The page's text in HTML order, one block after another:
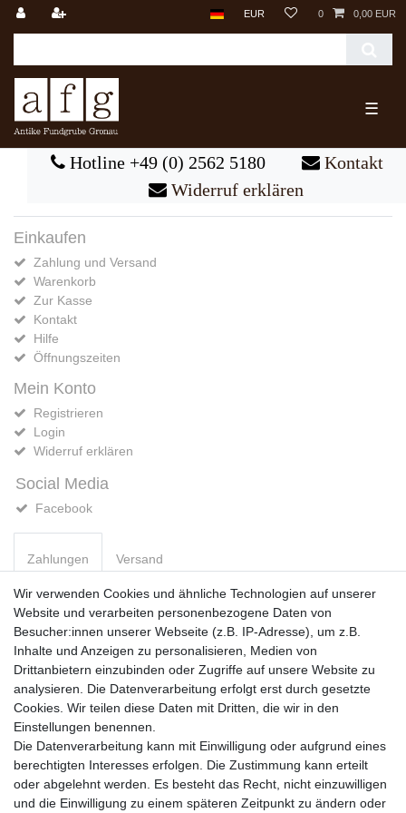
EUR 0 0,00 EUR
☰
Hotline +49 (0) 2562 5180
Kontakt
Widerruf erklären
Einkaufen
Zahlung und Versand
Warenkorb
Zur Kasse
Kontakt
Hilfe
Öffnungszeiten
Mein Konto
Registrieren
Login
Widerruf erklären
Social Media
Facebook
Zahlungen Versand
Vorkasse
PayPal
Sofortüberweisung
Kreditkarte
AmazonPay
Bar bei Abholung
Wir verwenden Cookies und ähnliche Technologien auf unserer
Website und verarbeiten personenbezogene Daten von
Besucher:innen unserer Webseite (z.B. IP-Adresse), um z.B.
Inhalte und Anzeigen zu personalisieren, Medien von
Drittanbietern einzubinden oder Zugriffe auf unsere Website zu
analysieren. Die Datenverarbeitung erfolgt erst durch gesetzte
Cookies. Wir teilen diese Daten mit Dritten, die wir in den
Einstellungen benennen.
Die Datenverarbeitung kann mit Einwilligung oder aufgrund eines
berechtigten Interesses erfolgen. Die Zustimmung kann erteilt
oder abgelehnt werden. Es besteht das Recht, nicht einzuwilligen
und die Einwilligung zu einem späteren Zeitpunkt zu ändern oder